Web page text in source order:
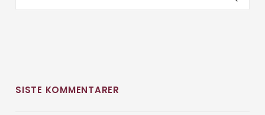
SISTE KOMMENTARER